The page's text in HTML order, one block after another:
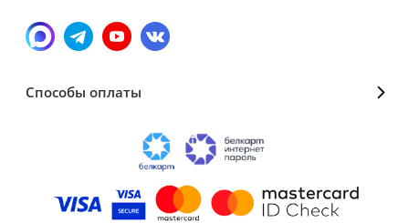
Способы оплаты